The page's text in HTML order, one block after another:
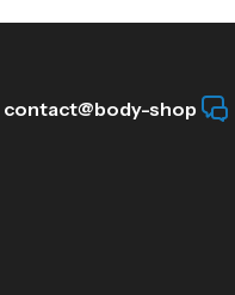
contact@body-shop